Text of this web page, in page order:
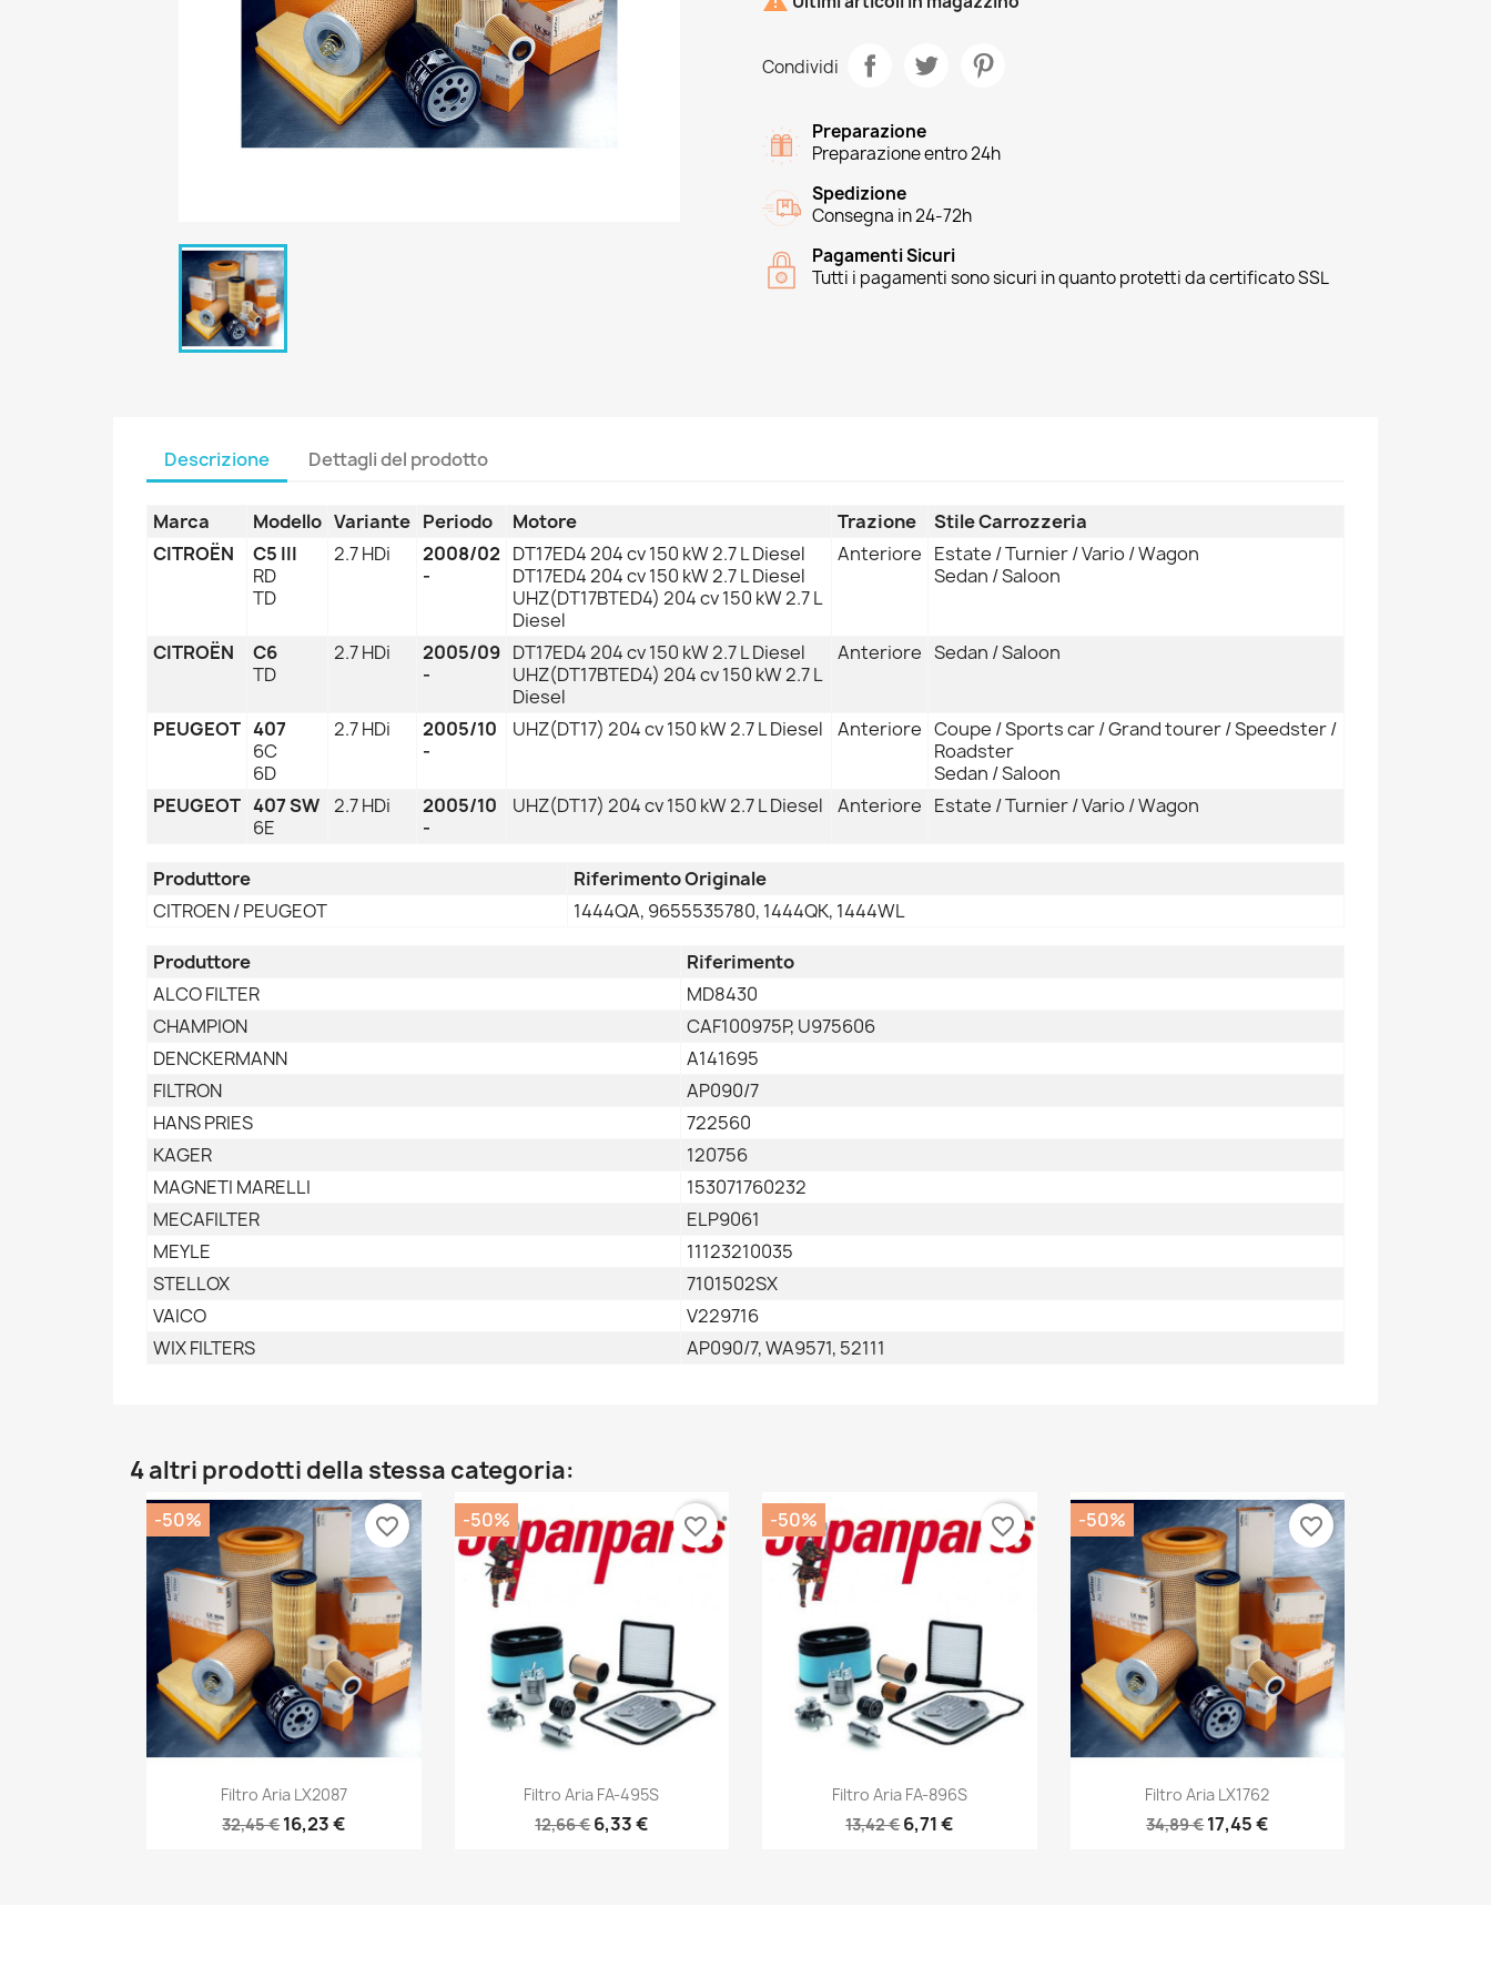
Condividi
Preparazione
Preparazione entro 24h
Spedizione
Consegna in 24-72h
Pagamenti Sicuri
Tutti i pagamenti sono sicuri in quanto protetti da certificato SSL
Descrizione Dettagli del prodotto
Marca Modello Variante Periodo Motore Trazione
Stile Carrozzeria
CITROËN
C5 III
RD
TD
2.7 HDi
2008/02
-
DT17ED4 204 cv 150 kW 2.7 L Diesel
DT17ED4 204 cv 150 kW 2.7 L Diesel
UHZ(DT17BTED4) 204 cv 150 kW 2.7 L
Diesel
Anteriore Estate / Turnier / Vario / Wagon
Sedan / Saloon
CITROËN
C6
TD
2.7 HDi
2005/09
-
DT17ED4 204 cv 150 kW 2.7 L Diesel
UHZ(DT17BTED4) 204 cv 150 kW 2.7 L
Diesel
Anteriore Sedan / Saloon
PEUGEOT 407
6C
6D
2.7 HDi
2005/10
-
UHZ(DT17) 204 cv 150 kW 2.7 L Diesel Anteriore Coupe / Sports car / Grand tourer / Speedster /
Roadster
Sedan / Saloon
PEUGEOT 407 SW
6E
2.7 HDi
2005/10
-
UHZ(DT17) 204 cv 150 kW 2.7 L Diesel Anteriore Estate / Turnier / Vario / Wagon
Produttore
Riferimento Originale
CITROEN / PEUGEOT
1444QA, 9655535780, 1444QK, 1444WL
Produttore
Riferimento
ALCO FILTER
MD8430
CHAMPION
CAF100975P, U975606
DENCKERMANN
A141695
FILTRON
AP090/7
HANS PRIES
722560
KAGER
120756
MAGNETI MARELLI
153071760232
MECAFILTER
ELP9061
MEYLE
11123210035
STELLOX
7101502SX
VAICO
V229716
WIX FILTERS
AP090/7, WA9571, 52111
4 altri prodotti della stessa categoria:
Anteprima
Filtro Aria LX2087
32,45 €16,23 €
-50% favorite_border
Anteprima
Filtro Aria FA-495S
12,66 €6,33 €
-50% favorite_border
Anteprima
Filtro Aria FA-896S
13,42 €6,71 €
-50% favorite_border
Anteprima
Filtro Aria LX1762
34,89 €17,45 €
-50% favorite_border